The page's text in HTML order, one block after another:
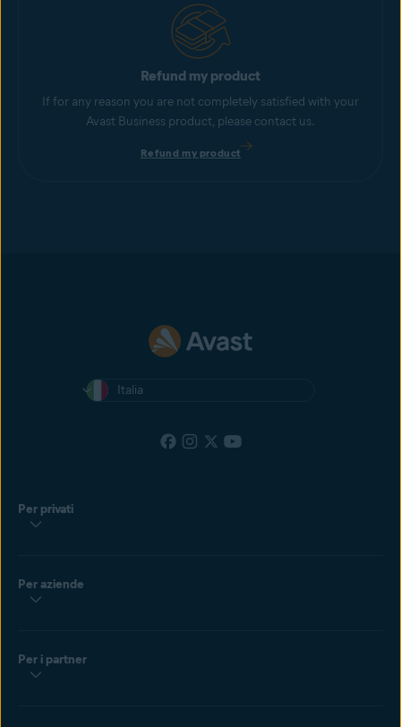
Refund my product
If for any reason you are not completely satisfied with your
Avast Business product, please contact us.
Refund my product
Italia
Per privati
Per aziende
Per i partner